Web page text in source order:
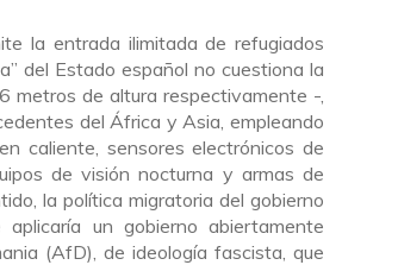
la entrada ilimitada de refugiados
del Estado español no cuestiona la
metros de altura respectivamente -,
del África y Asia, empleando
caliente, sensores electrónicos de
de visión nocturna y armas de
la política migratoria del gobierno
un gobierno abiertamente
(AfD), de ideología fascista, que